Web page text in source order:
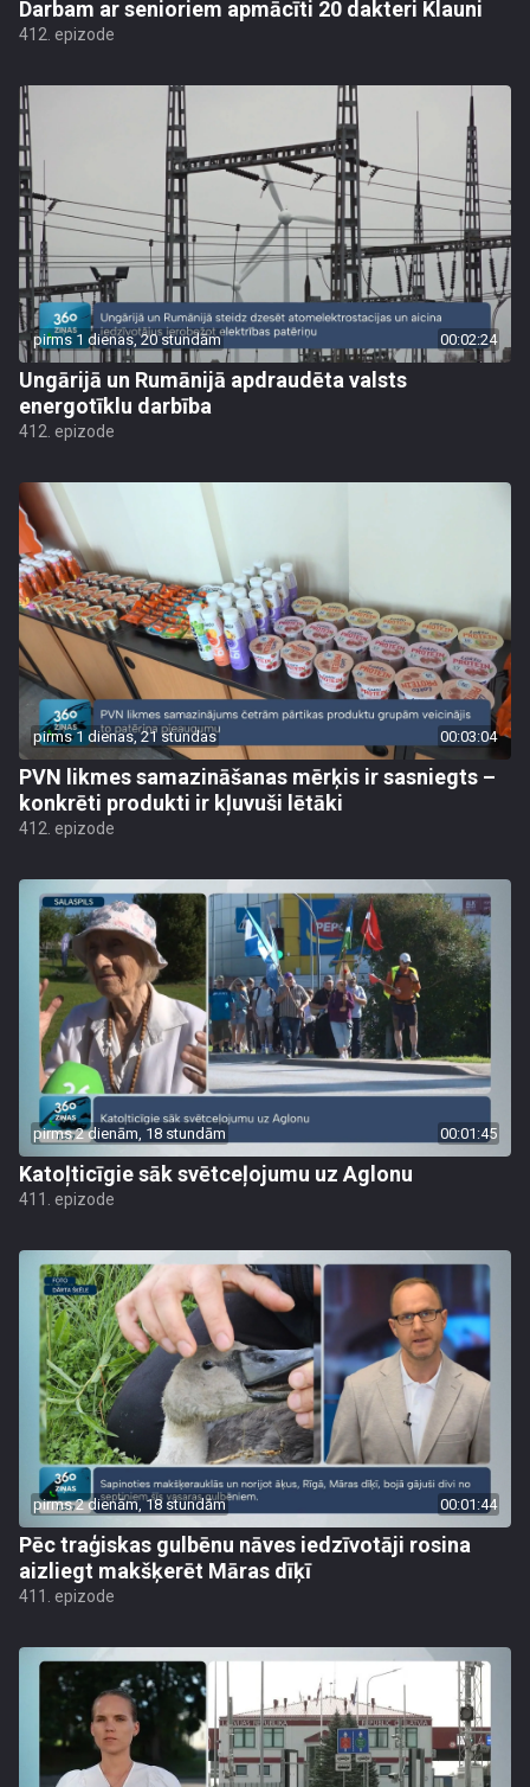
Darbam ar senioriem apmācīti 20 dakteri Klauni
412. epizode
pirms 1 dienas, 20 stundām 00:02:24
Ungārijā un Rumānijā apdraudēta valsts
energotīklu darbība
412. epizode
pirms 1 dienas, 21 stundas 00:03:04
PVN likmes samazināšanas mērķis ir sasniegts –
konkrēti produkti ir kļuvuši lētāki
412. epizode
pirms 2 dienām, 18 stundām 00:01:45
Katoļticīgie sāk svētceļojumu uz Aglonu
411. epizode
pirms 2 dienām, 18 stundām 00:01:44
Pēc traģiskas gulbēnu nāves iedzīvotāji rosina
aizliegt makšķerēt Māras dīķī
411. epizode